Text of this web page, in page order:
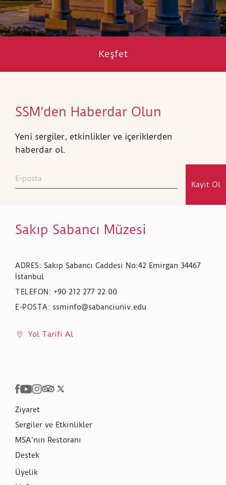
Keşfet
SSM’den Haberdar Olun
Yeni sergiler, etkinlikler ve içeriklerden
haberdar ol.
Kayıt Ol
Sakıp Sabancı Müzesi
ADRES: Sakıp Sabancı Caddesi No:42 Emirgan 34467
İstanbul
TELEFON : +90 212 277 22 00
E-POSTA: ssminfo@sabanciuniv.edu
Yol Tarifi Al
Ziyaret
Sergiler ve Etkinlikler
MSA’nın Restoranı
Destek
Üyelik